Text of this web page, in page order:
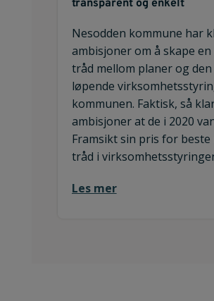
transparent og enkelt
Nesodden kommune har
ambisjoner om å skape
tråd mellom planer og den
løpende
kommunen. Faktisk, så
ambisjoner at de i 2020
Framsikt sin pris for beste
tråd i
Les mer